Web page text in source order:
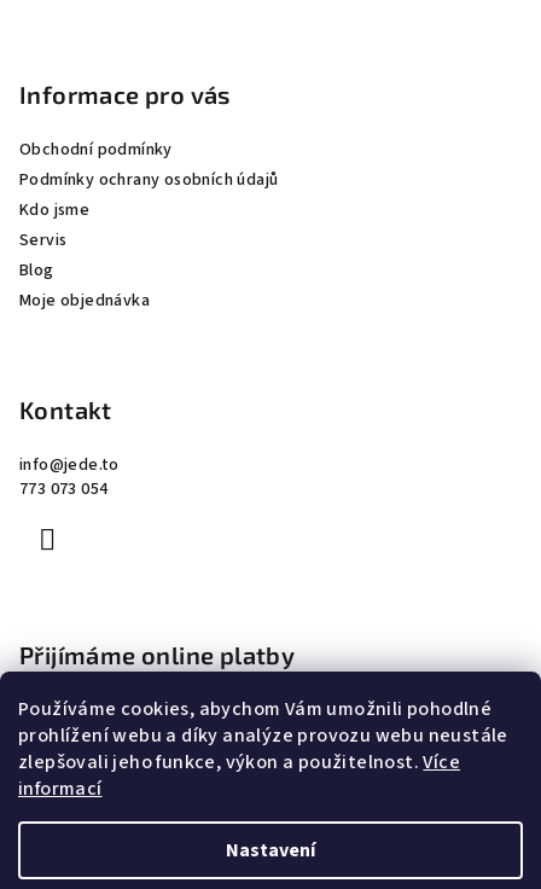
Používáme cookies, abychom Vám umožnili pohodlné
prohlížení webu a díky analýze provozu webu neustále
zlepšovali jeho funkce, výkon a použitelnost.Více
informací
Nastavení
í
Informace pro vás
Obchodní podmínky
Podmínky ochrany osobních údajů
Kdo jsme
Servis
Blog
Moje objednávka
Kontakt
info@jede.to
773 073 054
Přijímáme online platby
Vytvořil Shoptet